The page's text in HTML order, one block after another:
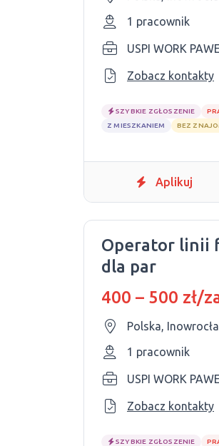
1 pracownik
Zobacz kontakty
SZYBKIE ZGŁOSZENIE
Z MIESZKANIEM
BEZ
Aplikuj
Operator linii
dla par
400 – 500 zł/
Polska,
1 pracownik
Zobacz kontakty
SZYBKIE ZGŁOSZENIE